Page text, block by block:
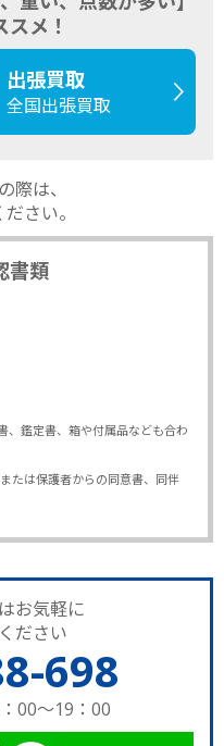
メ！
出張買取
全国出張買取
際は、
さい。
書類
、鑑定書、箱や付属品なども合わ
たは保護者からの同意書、同伴
お気軽に
ださい
698
00～19：00